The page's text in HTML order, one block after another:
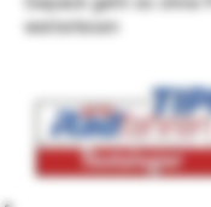
weiterlesen